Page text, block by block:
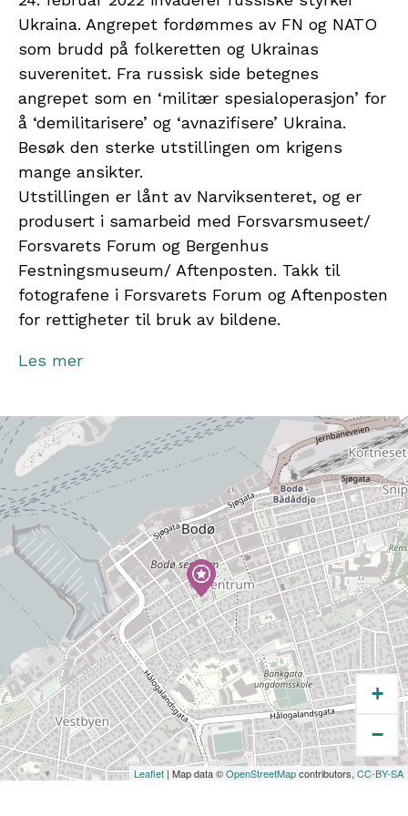
Ukraina. Angrepet fordømmes av FN og NATO
som brudd på folkeretten og Ukrainas
suverenitet. Fra russisk side betegnes
angrepet som en ‘militær spesialoperasjon’ for
å ‘demilitarisere’ og ‘avnazifisere’ Ukraina.
Besøk den sterke utstillingen om krigens
mange ansikter.
Utstillingen er lånt av Narviksenteret, og er
produsert i samarbeid med Forsvarsmuseet/
Forsvarets Forum og Bergenhus
Festningsmuseum/ Aftenposten. Takk til
fotografene i Forsvarets Forum og Aftenposten
for rettigheter til bruk av bildene.
Midtpunkt
måter å jobbe på innenfor fagfeltet
kunsthåndverk og materialbasert kunst.
Håndverket og materialet har alltid stått og
står fortsatt sterkt i kunsthåndverket, og
peker på kunsthåndverkets egenart og
særpreg. Kunsthåndverkere har gjennom sin
håndverks- og materialforståelse viktig
kompetanse som gjelder samfunnsaktuelle
problemstillinger knyttet til materialer, forbruk
og bærekraft.
First Strike City
Sikkerhet, suverenitet og konfliktens skygger
av Dan Mariner
Utstillingen First Strike City tar utgangspunkt
Les mer
+
−
Leaflet | Map data ©OpenStreetMapcontributors, CC-BY-SA